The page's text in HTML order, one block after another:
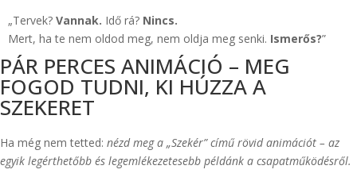
„Tervek? Vannak. Idő rá? Nincs.
Mert, ha te nem oldod meg, nem oldja meg senki. Ismerős?”
PÁR PERCES ANIMÁCIÓ – MEG
FOGOD TUDNI, KI HÚZZA A
SZEKERET
Ha még nem tetted: nézd meg a „Szekér” című rövid animációt – az
egyik legérthetőbb és legemlékezetesebb példánk a csapatműködésről.